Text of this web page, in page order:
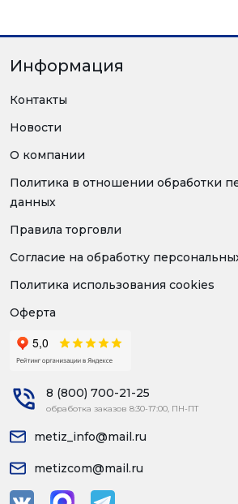
Информация
Контакты
Новости
О компании
Политика в отношении обработки
данных
Правила торговли
Согласие на обработку
Политика использования cookies
Оферта
8 (800) 700-21-25
обработка заказов 8:30-17:00, ПН-ПТ
metiz_info@mail.ru
metizcom@mail.ru